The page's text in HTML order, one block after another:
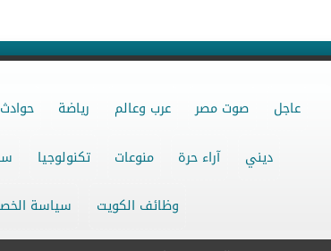
عاجل صوت مصر عرب وعالم رياضة حوادث
ديني آراء حرة منوعات تكنولوجيا
وظائف الكويت سياسة